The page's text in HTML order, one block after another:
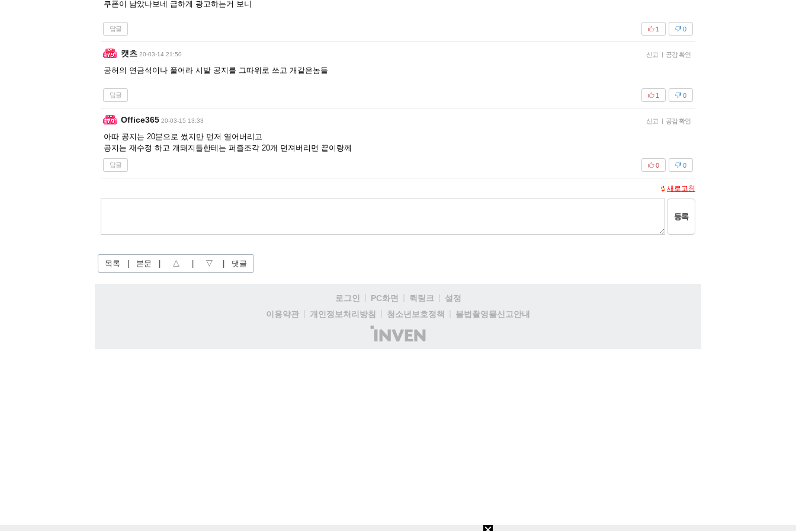
쿠폰이 남았나보네 급하게 광고하는거 보니
답글 0
1
캣츠 20-03-14 21:50 신고 | 공감 확인
공허의 연금석이나 풀어라 시발 공지를 그따위로 쓰고 개같은놈들
답글 0
1
Office365 20-03-15 13:33 신고 | 공감 확인
아따 공지는 20분으로 썼지만 먼저 열어버리고
공지는 재수정 하고 개돼지들한테는 퍼즐조각 20개 던져버리면 끝이랑께
답글 0
0
새로고침
등록
목록 본문 △ ▽ 댓글
로그인 PC화면 퀵링크
설정
이용약관
개인정보처리방침 청소년보호정책
불법촬영물신고안내
(주)
인